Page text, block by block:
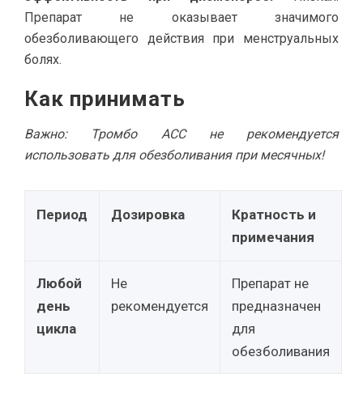
Препарат не оказывает значимого
обезболивающего действия при менструальных
болях.
Как принимать
Важно: Тромбо АСС не рекомендуется
использовать для обезболивания при месячных!
Период Дозировка
Кратность и
примечания
Любой
день
цикла
Не
рекомендуется
Препарат не
предназначен
для
обезболивания